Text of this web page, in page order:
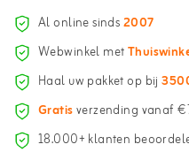
Al online sinds2007
Webwinkel met
Haal uw pakket op bij
Gratisverzending vanaf
18.000+ klanten